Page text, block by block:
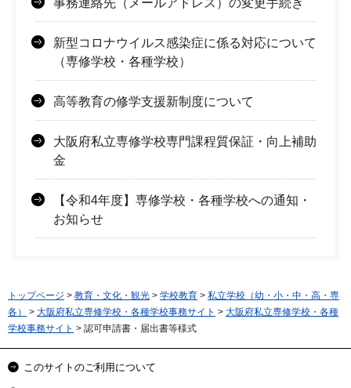
新型コロナウイルス感染症に係る対応について
（専修学校・各種学校）
高等教育の修学支援新制度について
大阪府私立専修学校専門課程質保証・向上補助
金
【令和4年度】専修学校・各種学校への通知・
お知らせ
トップページ > 教育・文化・観光 > 学校教育 > 私立学校（幼・小・中・高・専
各）
> 大阪府私立専修学校・各種学校事務サイト > 大阪府私立専修学校・各種
学校事務サイト > 認可申請書・届出書等様式
このサイトのご利用について